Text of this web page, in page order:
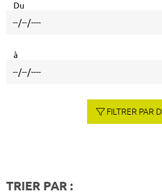
Du
à
FILTRER PAR
TRIER PAR :